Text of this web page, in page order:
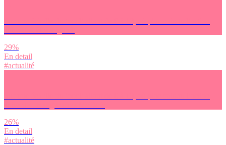
29%
En detail
#actualité
26%
En detail
#actualité